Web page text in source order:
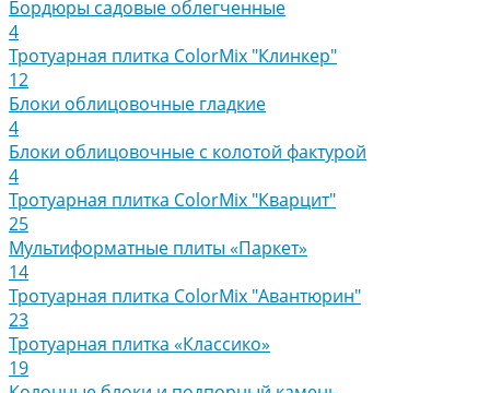
Бордюры садовые облегченные
4
Тротуарная плитка ColorMix "Клинкер"
12
Блоки облицовочные гладкие
4
Блоки облицовочные с колотой фактурой
4
Тротуарная плитка ColorMix "Кварцит"
25
Мультиформатные плиты «Паркет»
14
Тротуарная плитка ColorMix "Авантюрин"
23
Тротуарная плитка «Классико»
19